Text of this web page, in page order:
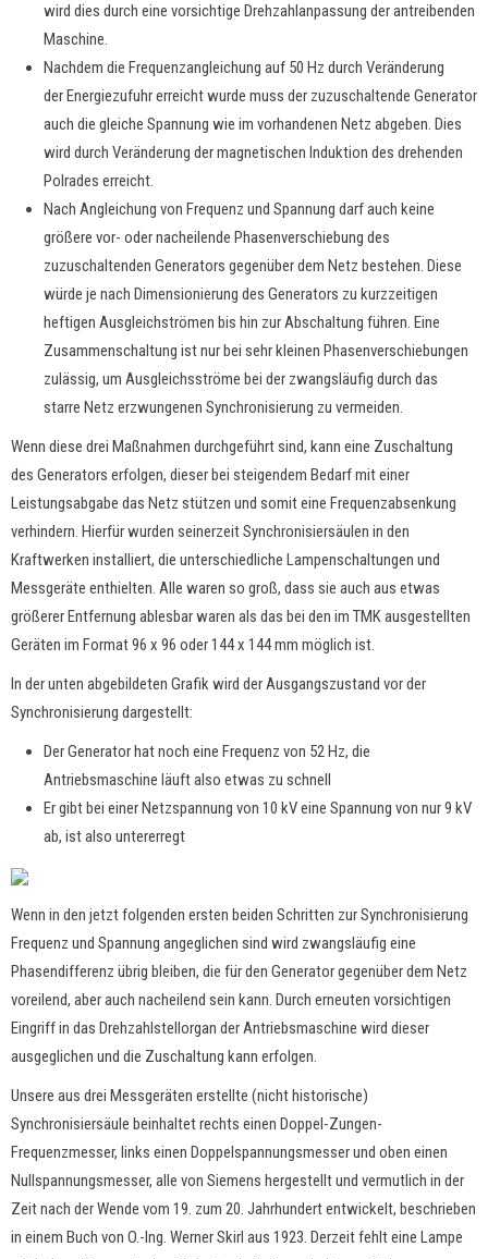
wird dies durch eine vorsichtige Drehzahlanpassung der antreibenden
Maschine.
Nachdem die Frequenzangleichung auf 50 Hz durch Veränderung
der Energiezufuhr erreicht wurde muss der zuzuschaltende Generator
auch die gleiche Spannung wie im vorhandenen Netz abgeben. Dies
wird durch Veränderung der magnetischen Induktion des drehenden
Polrades erreicht.
Nach Angleichung von Frequenz und Spannung darf auch keine
größere vor- oder nacheilende Phasenverschiebung des
zuzuschaltenden Generators gegenüber dem Netz bestehen. Diese
würde je nach Dimensionierung des Generators zu kurzzeitigen
heftigen Ausgleichströmen bis hin zur Abschaltung führen. Eine
Zusammenschaltung ist nur bei sehr kleinen Phasenverschiebungen
zulässig, um Ausgleichsströme bei der zwangsläufig durch das
starre Netz erzwungenen Synchronisierung zu vermeiden.
Wenn diese drei Maßnahmen durchgeführt sind, kann eine Zuschaltung
des Generators erfolgen, dieser bei steigendem Bedarf mit einer
Leistungsabgabe das Netz stützen und somit eine Frequenzabsenkung
verhindern. Hierfür wurden seinerzeit Synchronisiersäulen in den
Kraftwerken installiert, die unterschiedliche Lampenschaltungen und
Messgeräte enthielten. Alle waren so groß, dass sie auch aus etwas
größerer Entfernung ablesbar waren als das bei den im TMK ausgestellten
Geräten im Format 96 x 96 oder 144 x 144 mm möglich ist.
In der unten abgebildeten Grafik wird der Ausgangszustand vor der
Synchronisierung dargestellt:
Der Generator hat noch eine Frequenz von 52 Hz, die
Antriebsmaschine läuft also etwas zu schnell
Er gibt bei einer Netzspannung von 10 kV eine Spannung von nur 9 kV
ab, ist also untererregt
Wenn in den jetzt folgenden ersten beiden Schritten zur Synchronisierung
Frequenz und Spannung angeglichen sind wird zwangsläufig eine
Phasendifferenz übrig bleiben, die für den Generator gegenüber dem Netz
voreilend, aber auch nacheilend sein kann. Durch erneuten vorsichtigen
Eingriff in das Drehzahlstellorgan der Antriebsmaschine wird dieser
ausgeglichen und die Zuschaltung kann erfolgen.
Unsere aus drei Messgeräten erstellte (nicht historische)
Synchronisiersäule beinhaltet rechts einen Doppel-Zungen-
Frequenzmesser, links einen Doppelspannungsmesser und oben einen
Nullspannungsmesser, alle von Siemens hergestellt und vermutlich in der
Zeit nach der Wende vom 19. zum 20. Jahrhundert entwickelt, beschrieben
in einem Buch von O.-Ing. Werner Skirl aus 1923. Derzeit fehlt eine Lampe